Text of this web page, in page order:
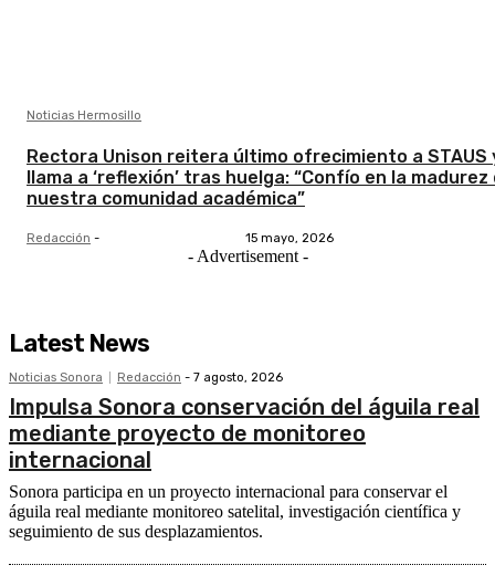
Noticias Hermosillo
Rectora Unison reitera último ofrecimiento a STAUS
llama a ‘reflexión’ tras huelga: “Confío en la madurez
nuestra comunidad académica”
Redacción - 15 mayo, 2026
- Advertisement -
Latest News
Noticias Sonora Redacción - 7 agosto, 2026
Impulsa Sonora conservación del águila real
mediante proyecto de monitoreo
internacional
Sonora participa en un proyecto internacional para conservar el
águila real mediante monitoreo satelital, investigación científica y
seguimiento de sus desplazamientos.